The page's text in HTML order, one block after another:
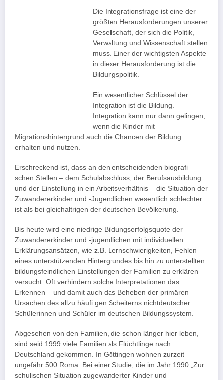
Die Integrationsfrage ist eine der
größten Herausforderungen unserer
Gesellschaft, der sich die Politik,
Verwaltung und Wissenschaft stellen
muss. Einer der wichtigsten Aspekte
in dieser Herausforderung ist die
Bildungspolitik.
Ein wesentlicher Schlüssel der
Integration ist die Bildung.
Integration kann nur dann gelingen,
wenn die Kinder mit
Migrationshintergrund auch die Chancen der Bildung
erhalten und nutzen.
Erschreckend ist, dass an den entscheidenden biografi
schen Stellen – dem Schulabschluss, der Berufsausbildung
und der Einstellung in ein Arbeitsverhältnis – die Situation der
Zuwandererkinder und -Jugendlichen wesentlich schlechter
ist als bei gleichaltrigen der deutschen Bevölkerung.
Bis heute wird eine niedrige Bildungserfolgsquote der
Zuwandererkinder und -jugendlichen mit individuellen
Erklärungsansätzen, wie z.B. Lernschwierigkeiten, Fehlen
eines unterstützenden Hintergrundes bis hin zu unterstellten
bildungsfeindlichen Einstellungen der Familien zu erklären
versucht. Oft verhindern solche Interpretationen das
Erkennen – und damit auch das Beheben der primären
Ursachen des allzu häufi gen Scheiterns nichtdeutscher
Schülerinnen und Schüler im deutschen Bildungssystem.
Abgesehen von den Familien, die schon länger hier leben,
sind seid 1999 viele Familien als Flüchtlinge nach
Deutschland gekommen. In Göttingen wohnen zurzeit
ungefähr 500 Roma. Bei einer Studie, die im Jahr 1990 „Zur
schulischen Situation zugewanderter Kinder und